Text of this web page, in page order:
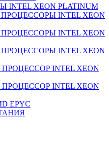
XEON PLATINUM
INTEL XEON
INTEL XEON
INTEL XEON
INTEL XEON
INTEL XEON
EPYC